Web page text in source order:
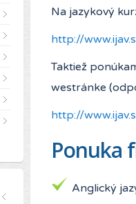
Na jazykový
http://
Taktiež
westránke
http://
Ponuka
Anglický